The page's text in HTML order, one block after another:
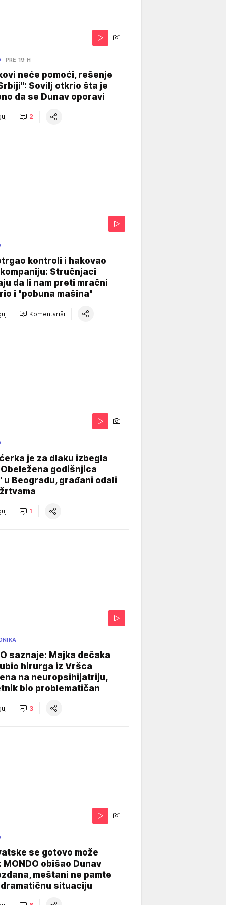
PRE 19 H
neće pomoći, rešenje
Sovilj otkrio šta je
da se Dunav oporavi
2
kontroli i hakovao
Stručnjaci
da li nam preti mračni
i "pobuna mašina"
Komentariši
je za dlaku izbegla
godišnjica
u Beogradu, građani odali
1
saznaje: Majka dečaka
hirurga iz Vršca
na neuropsihijatriju,
bio problematičan
3
se gotovo može
MONDO obišao Dunav
meštani ne pamte
situaciju